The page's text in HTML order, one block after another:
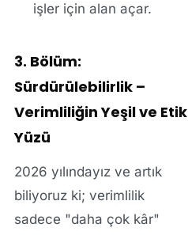
işler için alan açar.
3. Bölüm:
Sürdürülebilirlik –
Verimliliğin Yeşil ve Etik
Yüzü
2026 yılındayız ve artık
biliyoruz ki; verimlilik
sadece "daha çok kâr"